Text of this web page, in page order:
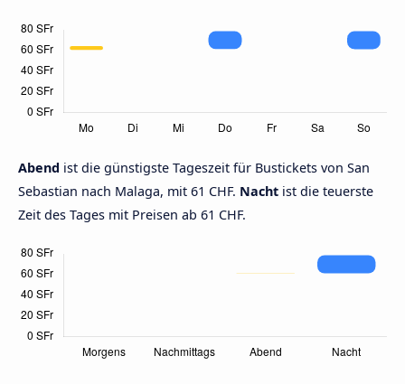
Abend ist die günstigste Tageszeit für Bustickets von San
Sebastian nach Malaga, mit 61 CHF. Nacht ist die teuerste
Zeit des Tages mit Preisen ab 61 CHF.